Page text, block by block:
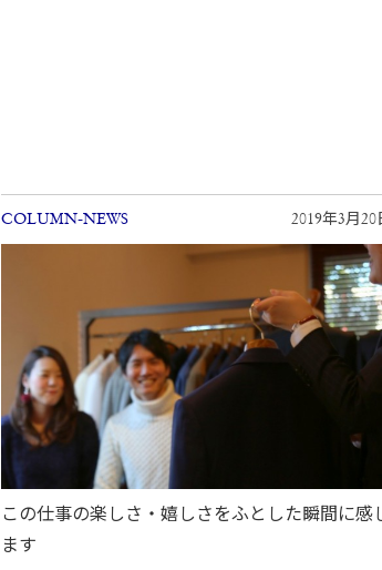
COLUMN-NEWS 2019年3月20
この仕事の楽しさ・嬉しさをふとした瞬間に感
ます